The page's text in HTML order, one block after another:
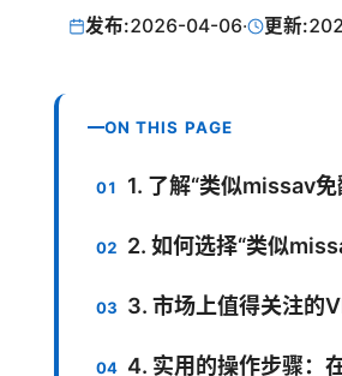
发布:2026-04-06· 更新:
ON THIS PAGE
1. 了解“类似missav
2. 如何选择“类似
3. 市场上值得关注的
4. 实用的操作步骤：